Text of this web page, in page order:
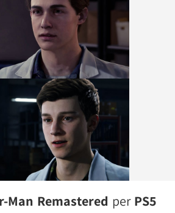
Man Remastered per PS5